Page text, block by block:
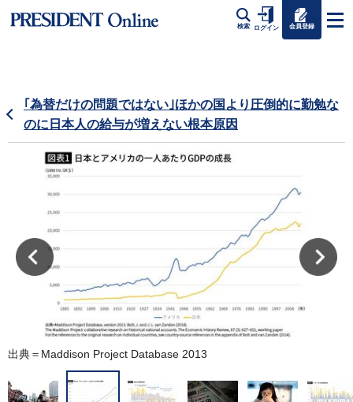
検索 ログイン 会員登録
｢為替だけの問題ではない｣ほかの国より圧倒的に勤勉な
のに日本人の給与が増えない根本原因
出典＝ Maddison Project Database 2013